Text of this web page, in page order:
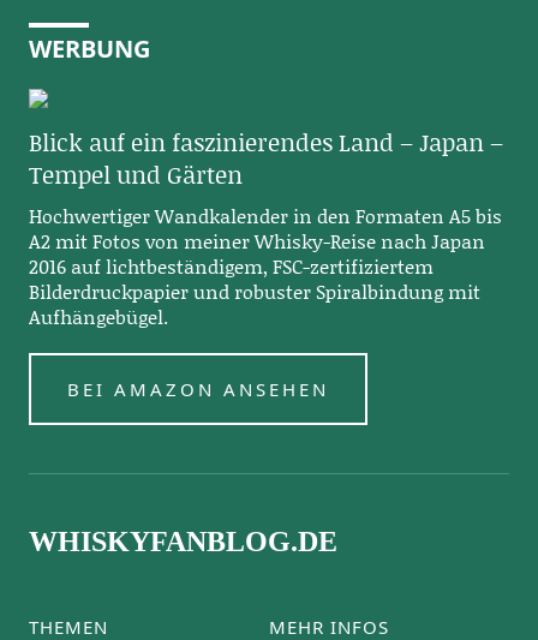
WERBUNG
Blick auf ein faszinierendes Land – Japan –
Tempel und Gärten
Hochwertiger Wandkalender in den Formaten A5 bis
A2 mit Fotos von meiner Whisky-Reise nach Japan
2016 auf lichtbeständigem, FSC-zertifiziertem
Bilderdruckpapier und robuster Spiralbindung mit
Aufhängebügel.
BEI AMAZON ANSEHEN
WHISKYFANBLOG.DE
THEMEN MEHR INFOS